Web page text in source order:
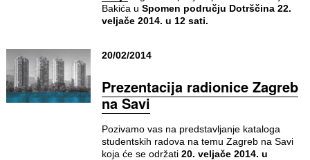
Bakića u Spomen području Dotrščina 22.
veljače 2014. u 12 sati.
20/02/2014
Prezentacija radionice Zagreb
na Savi
Pozivamo vas na predstavljanje kataloga
studentskih radova na temu Zagreb na Savi
koja će se održati 20. veljače 2014. u